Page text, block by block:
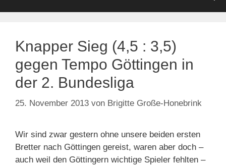
Knapper Sieg (4,5 : 3,5)
gegen Tempo Göttingen in
der 2. Bundesliga
25. November 2013 von Brigitte Große-Honebrink
Wir sind zwar gestern ohne unsere beiden ersten
Bretter nach Göttingen gereist, waren aber doch –
auch weil den Göttingern wichtige Spieler fehlten –